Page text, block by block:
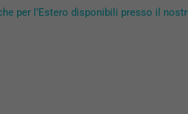
per l’Estero disponibili presso il